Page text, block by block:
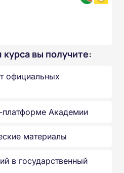
вы получите:
официальных
платформе Академии
материалы
в государственный